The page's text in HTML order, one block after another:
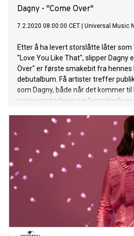
Dagny - "Come Over"
7.2.2020 08:00:00 CET Universal Music
Etter å ha levert storslåtte låter som
"Love You Like That", slipper Dagny
Over" er første smakebit fra hennes
debutalbum. Få artister treffer
som Dagny, både når det kommer
sceneopptredener og fengslende
tromsøværingen i dag ute med
Låt" på NRK P3. - Jeg gleder meg
Over". Låta er en ganske
fasen av et forhold når man
det slik: Hvis du møter noen som
"Come Over" være din fryktløse,
invitasjon til å bli bedre kjent, sier
tilføyer kryptisk: - Særlig hvis
som liker valper... For Dagny Norvoll
popmusikken blitt det perfekte
seg både i sine egne, og andres